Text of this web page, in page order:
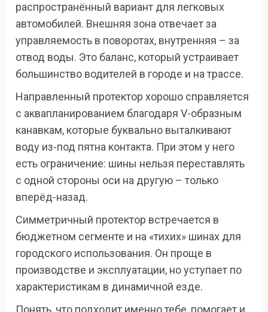
распространённый вариант для легковых
автомобилей. Внешняя зона отвечает за
управляемость в поворотах, внутренняя – за
отвод воды. Это баланс, который устраивает
большинство водителей в городе и на трассе.
Направленный протектор хорошо справляется
с аквапланированием благодаря V-образным
канавкам, которые буквально выталкивают
воду из-под пятна контакта. При этом у него
есть ограничение: шины нельзя переставлять
с одной стороны оси на другую – только
вперёд-назад.
Симметричный протектор встречается в
бюджетном сегменте и на «тихих» шинах для
городского использования. Он проще в
производстве и эксплуатации, но уступает по
характеристикам в динамичной езде.